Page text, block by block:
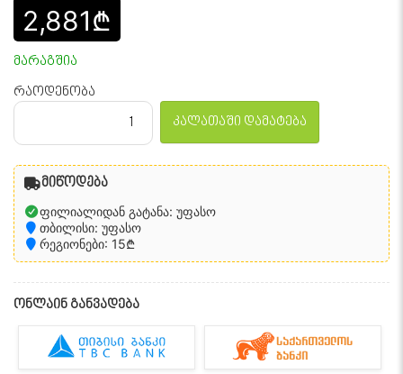
2,881₾
მარაგშია
რაოდენობა
კალათაში დამატება
მიწოდება
ფილიალიდან გატანა: უფასო
თბილისი: უფასო
რეგიონები: 15₾
ონლაინ განვადება